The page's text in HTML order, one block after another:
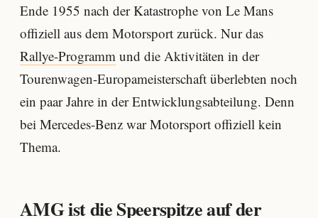
Ende 1955 nach der Katastrophe von Le Mans
offiziell aus dem Motorsport zurück. Nur das
Rallye-Programm und die Aktivitäten in der
Tourenwagen-Europameisterschaft überlebten noch
ein paar Jahre in der Entwicklungsabteilung. Denn
bei Mercedes-Benz war Motorsport offiziell kein
Thema.
AMG ist die Speerspitze auf der